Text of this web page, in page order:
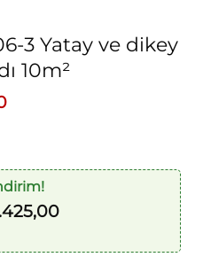
3 Yatay ve dikey
10m²
Şu